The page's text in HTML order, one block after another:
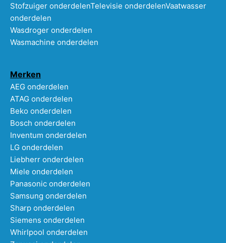
Stofzuiger onderdelenTelevisie onderdelenVaatwasser
onderdelen
Wasdroger onderdelen
Wasmachine onderdelen
Merken
AEG onderdelen
ATAG onderdelen
Beko onderdelen
Bosch onderdelen
Inventum onderdelen
LG onderdelen
Liebherr onderdelen
Miele onderdelen
Panasonic onderdelen
Samsung onderdelen
Sharp onderdelen
Siemens onderdelen
Whirlpool onderdelen